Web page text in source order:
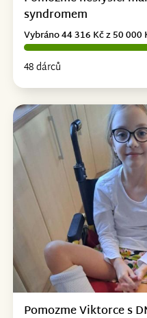
syndromem
48 dárců
Vybráno 44 316 Kč z 50 000
Pomozme Viktorce s